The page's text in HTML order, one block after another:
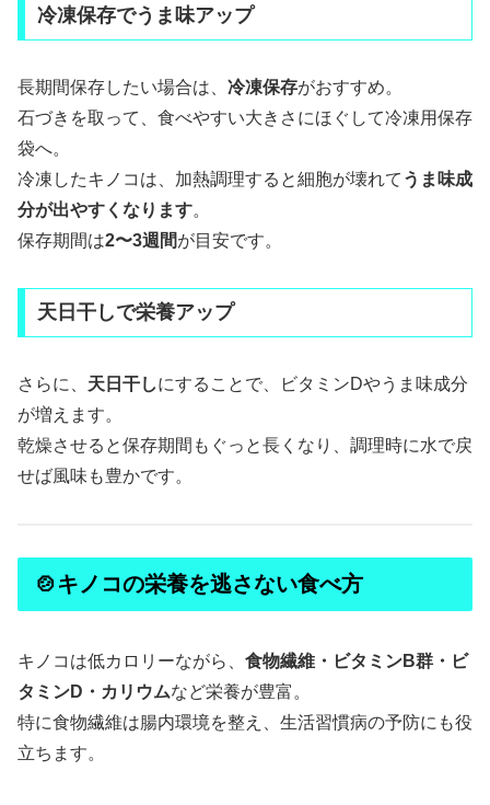
冷凍保存でうま味アップ
長期間保存したい場合は、 冷凍保存がおすすめ。
石づきを取って、食べやすい大きさにほぐして冷凍用保存
袋へ。
冷凍したキノコは、加熱調理すると細胞が壊れて うま味成
分が出やすくなります。
保存期間は2〜3週間が目安です。
天日干しで栄養アップ
さらに、 天日干しにすることで、ビタミンDやうま味成分
が増えます。
乾燥させると保存期間もぐっと長くなり、調理時に水で戻
せば風味も豊かです。
🍲キノコの栄養を逃さない食べ方
キノコは低カロリーながら、 食物繊維・ビタミンB群・ビ
タミンD・カリウムなど栄養が豊富。
特に食物繊維は腸内環境を整え、生活習慣病の予防にも役
立ちます。